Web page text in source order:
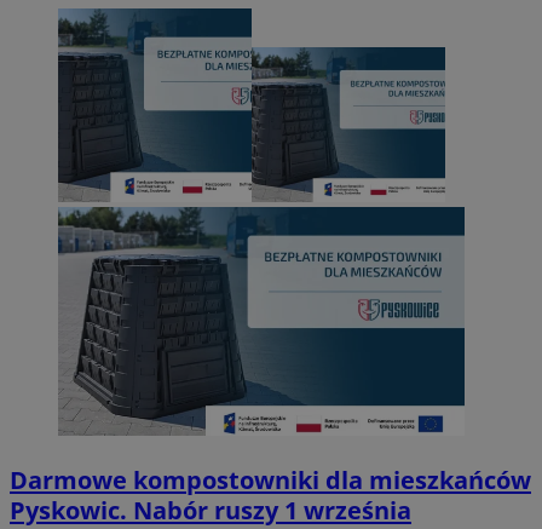
Darmowe kompostowniki dla mieszkańców
Pyskowic. Nabór ruszy 1 września